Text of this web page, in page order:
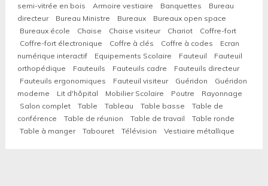
semi-vitrée en bois
Armoire vestiaire Banquettes
Bureau
directeur
Bureau Ministre Bureaux
Bureaux open space
Bureaux école
Chaise Chaise visiteur Chariot
Coffre-fort
Coffre-fort électronique
Coffre à clés Coffre à codes
Ecran
numérique interactif
Equipements Scolaire Fauteuil
Fauteuil
orthopédique
Fauteuils Fauteuils cadre
Fauteuils directeur
Fauteuils ergonomiques
Fauteuil visiteur Guéridon
Guéridon
moderne
Lit d'hôpital Mobilier Scolaire Poutre
Rayonnage
Salon complet
Table Tableau Table basse
Table de
conférence
Table de réunion Table de travail
Table ronde
Table à manger
Tabouret Télévision Vestiaire métallique